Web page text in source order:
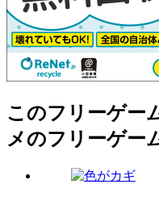
このフリーゲー
メのフリーゲー